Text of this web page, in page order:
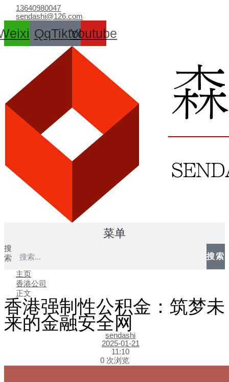
容
13640980047
sendashi@126.com
QqTiktokYoutube
菜单
搜
索
搜索
主页
香港公司
正文
香港强制性公积金：筑梦未
来的金融安全网
sendashi
2025-01-21
11:10
0 次浏览